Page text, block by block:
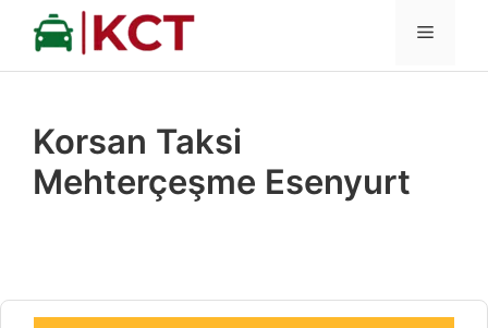
İçeriğe
MENÜ
Korsan Taksi
Mehterçeşme Esenyurt